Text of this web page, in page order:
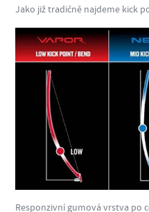
Jako již tradičně najdeme kick
Responzivní gumová vrstva po